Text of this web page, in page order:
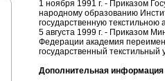
1 ноября 1991 г. - Приказом
народному образованию
государственную
5 августа 1999 г. - Приказом
Федерации академия
государственный
Дополнительная информация